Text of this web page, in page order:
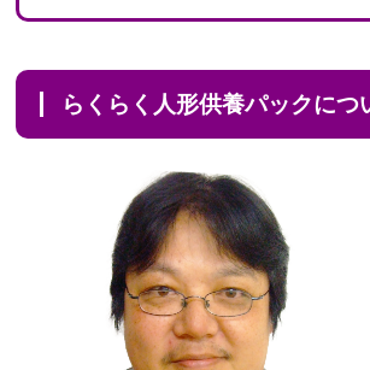
らくらく人形供養パックにつ